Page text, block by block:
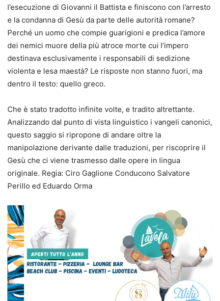
l’esecuzione di Giovanni il Battista e finiscono con l’arresto
e la condanna di Gesù da parte delle autorità romane?
Perché un uomo che compie guarigioni e predica l’amore
dei nemici muore della più atroce morte cui l’impero
destinava esclusivamente i responsabili di sedizione
violenta e lesa maestà? Le risposte non stanno fuori, ma
dentro il testo: quello greco.
Che è stato tradotto infinite volte, e tradito altrettante.
Analizzando dal punto di vista linguistico i vangeli canonici,
questo saggio si ripropone di andare oltre la
manipolazione derivante dalle traduzioni, per riscoprire il
Gesù che ci viene trasmesso dalle opere in lingua
originale. Regia: Ciro Gaglione Conducono Salvatore
Perillo ed Eduardo Orma